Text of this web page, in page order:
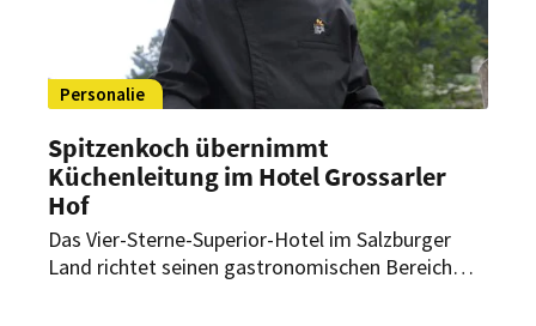
Personalie
Spitzenkoch übernimmt
Küchenleitung im Hotel Grossarler
Hof
Das Vier-Sterne-Superior-Hotel im Salzburger
Land richtet seinen gastronomischen Bereich